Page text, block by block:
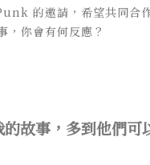
的邀請，希望共同合
，你會有何反應？
故事，多到他們可